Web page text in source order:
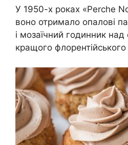
У 1950-х роках «Perche
воно отримало опалові
і мозаїчний годинник над
кращого